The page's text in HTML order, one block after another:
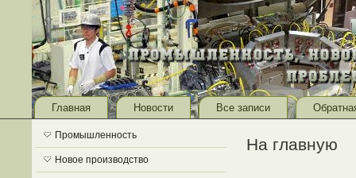
Главная Новости Все записи
Промышленность
Новое производство
На главную